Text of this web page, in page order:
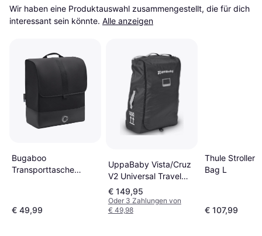
Wir haben eine Produktauswahl zusammengestellt, die für dich
interessant sein könnte. Alle anzeigen
Bugaboo
Transporttasche
€ 49,99
UppaBaby Vista/Cruz
V2 Universal Travel
Bag
€ 149,95
Oder 3 Zahlungen von
€ 49,98
Thule Stroller
Bag L
€ 107,99